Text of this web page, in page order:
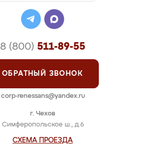
г. Чехов
Симферопольское ш., д.6
СХЕМА ПРОЕЗДА
8 (800) 511-89-55
ОБРАТНЫЙ ЗВОНОК
corp-renessans@yandex.ru